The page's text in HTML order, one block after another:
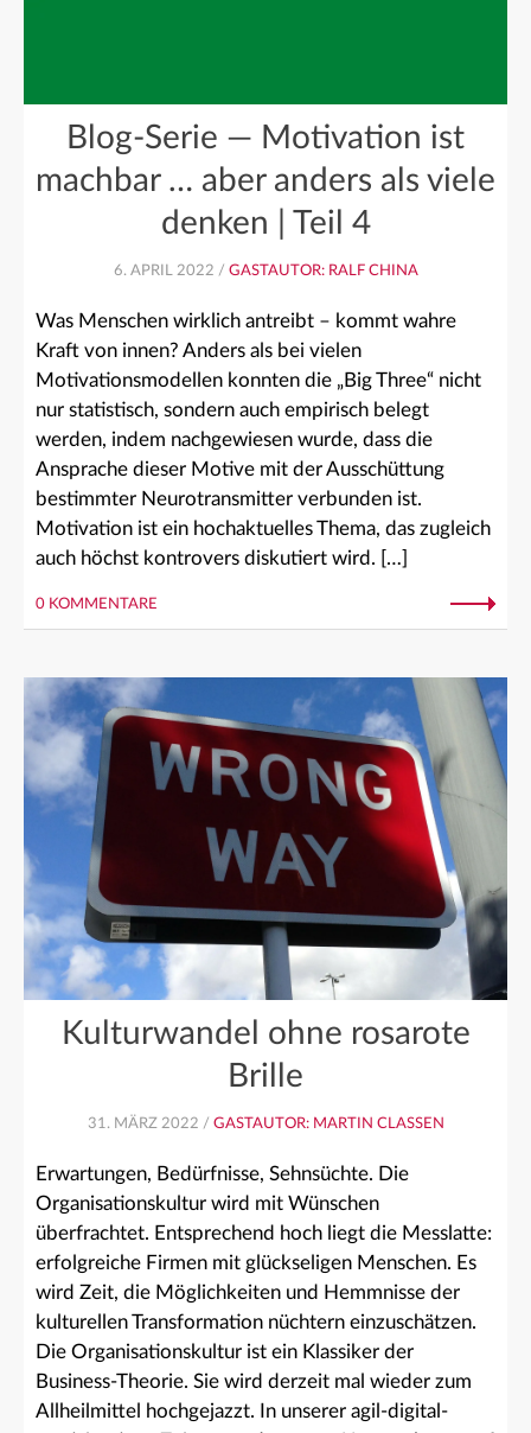
Blog-Serie — Motivation ist
machbar … aber anders als viele
denken | Teil 4
6. APRIL 2022 / GASTAUTOR: RALF CHINA
Was Menschen wirklich antreibt – kommt wahre
Kraft von innen? Anders als bei vielen
Motivationsmodellen konnten die „Big Three“ nicht
nur statistisch, sondern auch empirisch belegt
werden, indem nachgewiesen wurde, dass die
Ansprache dieser Motive mit der Ausschüttung
bestimmter Neurotransmitter verbunden ist.
Motivation ist ein hochaktuelles Thema, das zugleich
auch höchst kontrovers diskutiert wird. […]
0 KOMMENTARE
Kulturwandel ohne rosarote
Brille
31. MÄRZ 2022 / GASTAUTOR: MARTIN CLASSEN
Erwartungen, Bedürfnisse, Sehnsüchte. Die
Organisationskultur wird mit Wünschen
überfrachtet. Entsprechend hoch liegt die Messlatte:
erfolgreiche Firmen mit glückseligen Menschen. Es
wird Zeit, die Möglichkeiten und Hemmnisse der
kulturellen Transformation nüchtern einzuschätzen.
Die Organisationskultur ist ein Klassiker der
Business-Theorie. Sie wird derzeit mal wieder zum
Allheilmittel hochgejazzt. In unserer agil-digital-